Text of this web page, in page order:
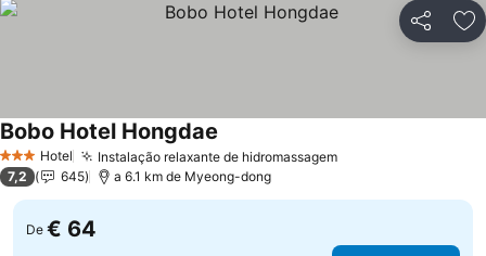
Partilhar
3 EstrelasHotel Instalação relaxante de hidromassagemVer preços
Bobo Hotel Hongdae
7,2 645 a 6.1 km de Myeong-dong
De € 64